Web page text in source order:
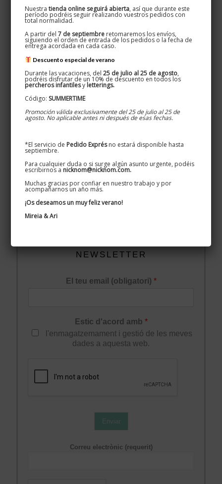
Info personalizados
Colores disponibles
Acabados de hierro
Carteles de casas y masias
Carteles para negocios
Textos legals
Cookies
Enviaments
Política de reemborsaments i devolucions
NEWSLETTER
El teu email (obligatori) *
Estic d'acord amb *
l'enmagatzemament i gestió de les meves
dades a aquesta web.
Enviar
Correu electrònic (requerit)
Nuestra tienda online seguirá abierta, así que durante este
período podréis seguir realizando vuestros pedidos con
total normalidad.
A partir del 7 de septiembre retomaremos los envíos,
siguiendo el orden de entrada de los pedidos o la fecha de
entrega acordada en cada caso.
Descuento especial de verano
Durante las vacaciones, del25 de julio al 25 de agosto,
podréis disfrutar de un 10% de descuento en todos los
percheros infantilesy letterings.
Código: SUMMERTIME
Promoción válida exclusivamente del 25 de julio al 25 de
agosto. No aplicable antes ni después de esas fechas.
*El servicio de Pedido Exprésno estará disponible hasta
septiembre.
Para cualquier duda o si surge algún asunto urgente, podéis
escribirnos a nicknom@nicknom.com.
Muchas gracias por confiar en nuestro trabajo y por
acompañarnos un año más.
¡Os deseamos un muy feliz verano!
Mireia & Ari